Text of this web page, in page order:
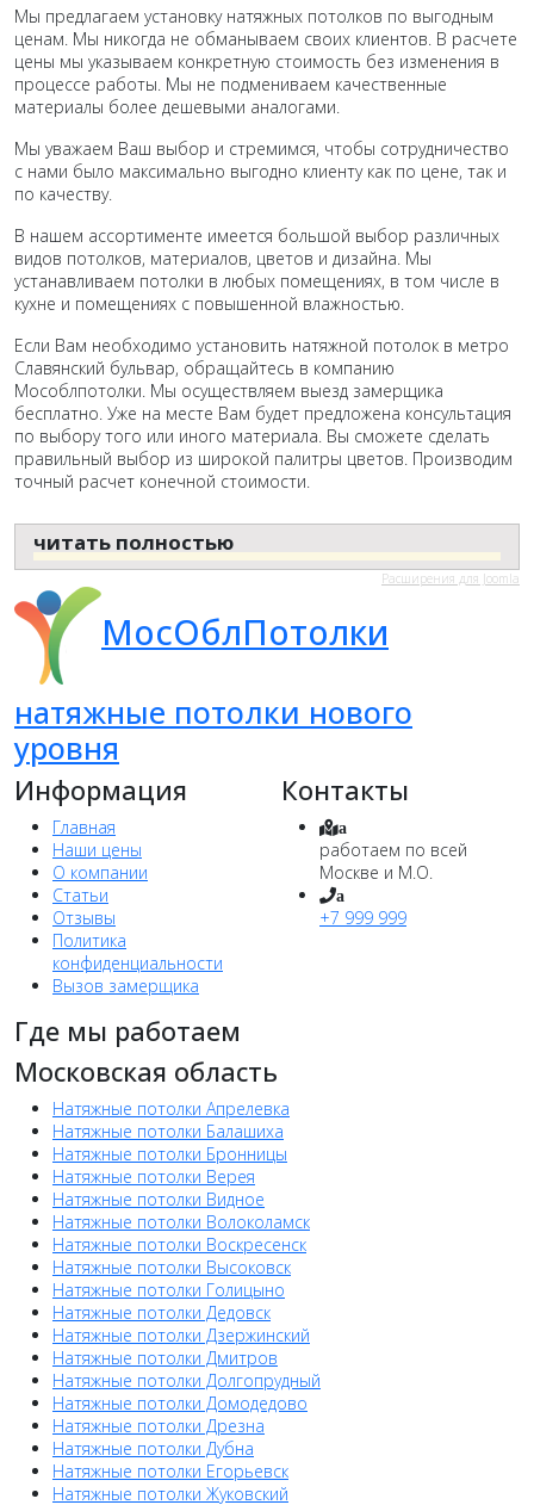
Мы предлагаем установку натяжных потолков по выгодным
ценам. Мы никогда не обманываем своих клиентов. В расчете
цены мы указываем конкретную стоимость без изменения в
процессе работы. Мы не подмениваем качественные
материалы более дешевыми аналогами.
Мы уважаем Ваш выбор и стремимся, чтобы сотрудничество
с нами было максимально выгодно клиенту как по цене, так и
по качеству.
В нашем ассортименте имеется большой выбор различных
видов потолков, материалов, цветов и дизайна. Мы
устанавливаем потолки в любых помещениях, в том числе в
кухне и помещениях с повышенной влажностью.
Если Вам необходимо установить натяжной потолок в метро
Славянский бульвар, обращайтесь в компанию
Мособлпотолки. Мы осуществляем выезд замерщика
бесплатно. Уже на месте Вам будет предложена консультация
по выбору того или иного материала. Вы сможете сделать
правильный выбор из широкой палитры цветов. Производим
точный расчет конечной стоимости.
читать полностью
Расширения для Joomla
МосОблПотолки
натяжные потолки нового
уровня
Информация
Главная
Наши цены
О компании
Статьи
Отзывы
Политика
конфиденциальности
Вызов замерщика
Контакты
a
работаем по всей
Москве и М.О.
a
+7 999 999
Где мы работаем
Московская область
Натяжные потолки Апрелевка
Натяжные потолки Балашиха
Натяжные потолки Бронницы
Натяжные потолки Верея
Натяжные потолки Видное
Натяжные потолки Волоколамск
Натяжные потолки Воскресенск
Натяжные потолки Высоковск
Натяжные потолки Голицыно
Натяжные потолки Дедовск
Натяжные потолки Дзержинский
Натяжные потолки Дмитров
Натяжные потолки Долгопрудный
Натяжные потолки Домодедово
Натяжные потолки Дрезна
Натяжные потолки Дубна
Натяжные потолки Егорьевск
Натяжные потолки Жуковский